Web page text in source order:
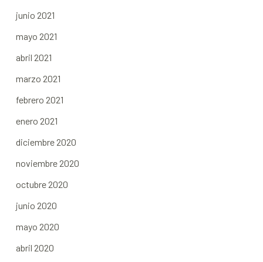
junio 2021
mayo 2021
abril 2021
marzo 2021
febrero 2021
enero 2021
diciembre 2020
noviembre 2020
octubre 2020
junio 2020
mayo 2020
abril 2020